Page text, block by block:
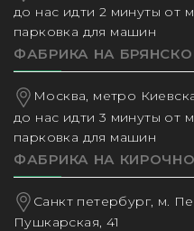
до нас идти 2 минуты от
парковка для машин
ФАБРИКА НА
Москва, метро
до нас идти 3 минуты от
парковка для машин
ФАБРИКА НА
Санкт петербург, м.
Пушкарская, 41